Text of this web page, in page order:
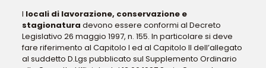
I locali di lavorazione, conservazione e
stagionatura devono essere conformi al Decreto
Legislativo 26 maggio 1997, n. 155. In particolare si deve
fare riferimento al Capitolo I ed al Capitolo II dell’allegato
al suddetto D.Lgs pubblicato sul Supplemento Ordinario